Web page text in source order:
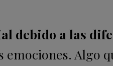
debido a las
Algo